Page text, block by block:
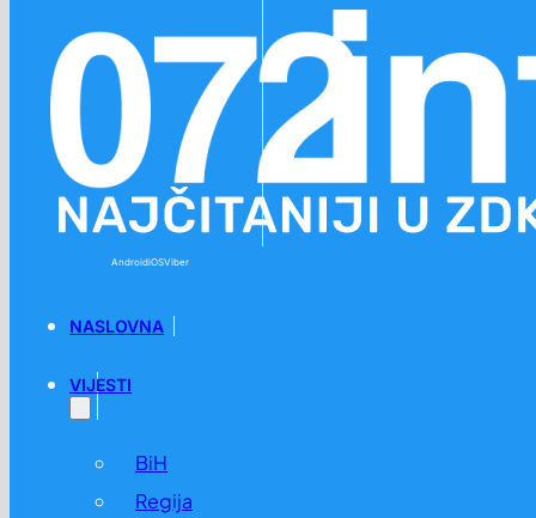
AndroidiOSViber
NASLOVNA
VIJESTI
BiH
Regija